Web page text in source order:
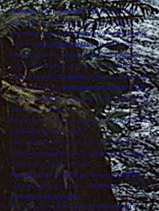
Humanity For The World (HFTW)est une ONG
Internationale française à but non lucratif, de
dimension opérative et spéculative initiée, pilotée
depuis la ville de Sainte-Marieà la Martinique.
Humanity For The World (HFTW) s'est engagée
pour la démocratisation et pour la réalisation
transversale des 17 objectifs définis par la nouvelle
feuille de route du développement durable (ODD)
à l’horizon 2030 en agissant au minimum une fois
dans chaque domaine.
Présent sur les réseaux sociaux, Humanity For The
World (HFTW) est un lobby
international humanitaire qui intervient sur les
réseaux sociaux mais aussi auprès des instances
nationales et internationales.
Humanity For The World, par abréviationHFTW, à
une vision pour le monde : « Un amour
inconditionnel, universel »
Notre Slogan «Un Amour inconditionnel, au